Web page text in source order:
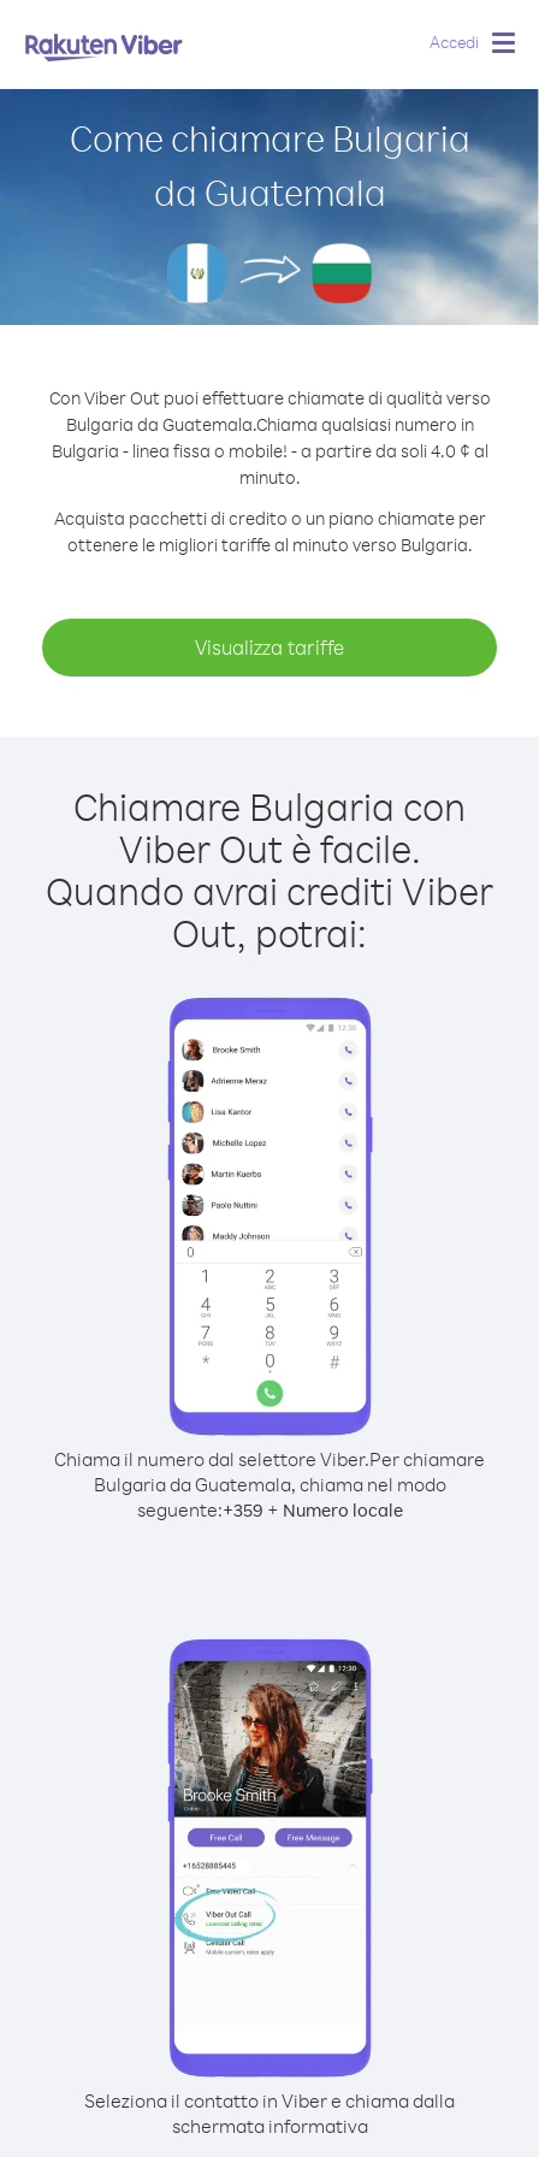
Accedi
Come chiamare Bulgaria
da Guatemala
Con Viber Out puoi effettuare chiamate di qualità verso
Bulgaria da Guatemala.Chiama qualsiasi numero in
Bulgaria - linea fissa o mobile! - a partire da soli 4.0 ¢ al
minuto.
Acquista pacchetti di credito o un piano chiamate per
ottenere le migliori tariffe al minuto verso Bulgaria.
Visualizza tariffe
Chiamare Bulgaria con
Viber Out è facile.
Quando avrai crediti Viber
Out, potrai:
Chiama il numero dal selettore Viber.Per chiamare
Bulgaria da Guatemala, chiama nel modo
seguente:+359 + Numero locale
Seleziona il contatto in Viber e chiama dalla
schermata informativa